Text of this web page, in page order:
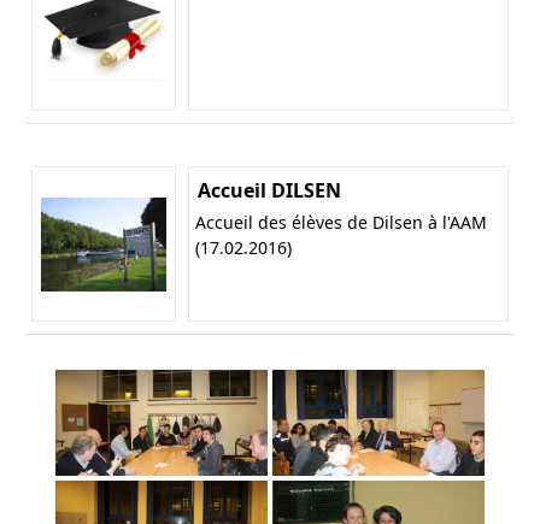
Accueil DILSEN
Accueil des élèves de Dilsen à l'AAM
(17.02.2016)